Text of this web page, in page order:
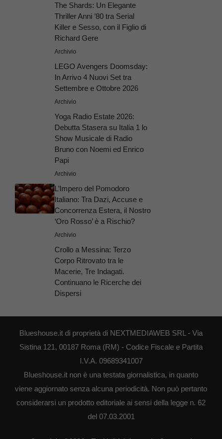
The Shards: Un Elegante
Thriller Anni ’80 tra Serial
Killer e Sesso, con il Figlio di
Richard Gere
Archivio
LEGO Avengers Doomsday:
In Arrivo 4 Nuovi Set tra
Settembre e Ottobre 2026
Archivio
Yoga Radio Estate 2026:
Debutta Stasera su Italia 1 lo
Show Musicale di Radio
Bruno con Noemi ed Enrico
Papi
Archivio
L’Impero del Pomodoro
Italiano: Tra Dazi, Accuse e
Concorrenza Estera, il Nostro
‘Oro Rosso’ è a Rischio?
Archivio
Crollo a Messina: Terzo
Corpo Ritrovato tra le
Macerie, Tre Indagati.
Continuano le Ricerche dei
Dispersi
Blueshouse.it di proprietà di NEXTMEDIAWEB SRL - Via
Sistina 121, 00187 Roma (RM) - Codice Fiscale e Partita
I.V.A. 09689341007
Blueshouse.it non è una testata giornalistica, in quanto
viene aggiornato senza alcuna periodicità. Non può pertanto
considerarsi un prodotto editoriale ai sensi della legge n. 62
del 07.03.2001